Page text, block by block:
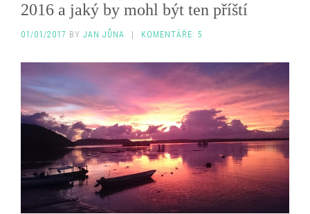
2016 a jaký by mohl být ten příští
01/01/2017 BY JAN JŮNA KOMENTÁŘE: 5